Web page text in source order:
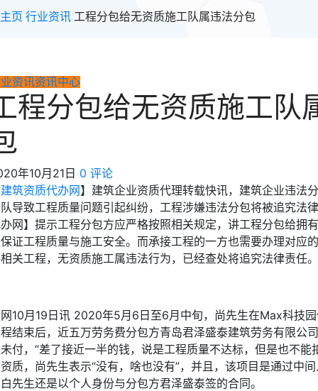
主页 行业资讯 工程分包给无资质施工队属违法分包
资讯资讯中心
程分包给无资质施工队
年10月21日 0 评论
建筑资质代办网】建筑企业资质代理转载快讯，建筑企业违法
导致工程质量问题引起纠纷，工程涉嫌违法分包将被追究法
网】提示工程分包方应严格按照相关规定，讲工程分包给拥
证工程质量与施工安全。而承接工程的一方也需要办理对应
关工程，无资质施工属违法行为，已经查处将追究法律责任。
10月19日讯 2020年5月6日至6月中旬，尚先生在Max科技
结束后，近五万劳务费分包方青岛君泽盛泰建筑劳务有限公
付，“差了接近一半的钱，说是工程质量不达标，但是也不能
质，尚先生表示“没有，啥也没有”，并且，该项目是通过中
先生还是以个人身份与分包方君泽盛泰签的合同。